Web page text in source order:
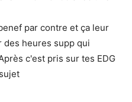
par contre et ça leur
heures supp qui
c'est pris sur tes EDG